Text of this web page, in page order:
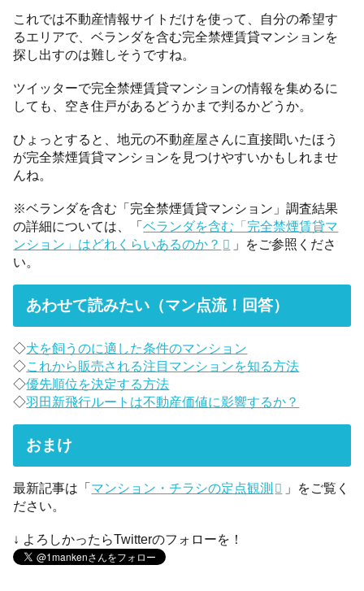
これでは不動産情報サイトだけを使って、自分の希望す
るエリアで、ベランダを含む完全禁煙賃貸マンションを
探し出すのは難しそうですね。
ツイッターで完全禁煙賃貸マンションの情報を集めるに
しても、空き住戸があるどうかまで判るかどうか。
ひょっとすると、地元の不動産屋さんに直接聞いたほう
が完全禁煙賃貸マンションを見つけやすいかもしれませ
んね。
※ベランダを含む「完全禁煙賃貸マンション」調査結果
の詳細については、「ベランダを含む「完全禁煙賃貸マ
ンション」はどれくらいあるのか？
」をご参照くださ
い。
あわせて読みたい（マン点流！回答）
◇犬を飼うのに適した条件のマンション
◇これから販売される注目マンションを知る方法
◇優先順位を決定する方法
◇羽田新飛行ルートは不動産価値に影響するか？
おまけ
最新記事は「マンション・チラシの定点観測
」をご覧く
ださい。
↓ よろしかったらTwitterのフォローを！